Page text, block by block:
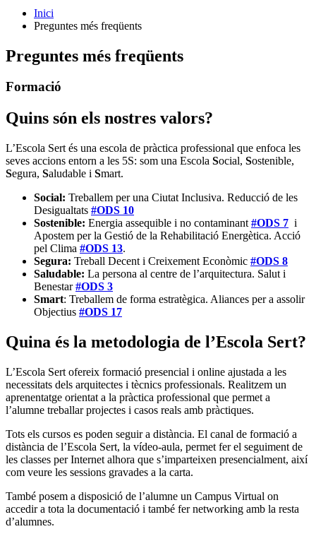
Inici
Preguntes més freqüents
Preguntes més freqüents
Formació
Quins són els nostres valors?
L’Escola Sert és una escola de pràctica professional que enfoca les
seves accions entorn a les 5S: som una Escola Social, Sostenible,
Segura, Saludable i Smart.
Social: Treballem per una Ciutat Inclusiva. Reducció de les
Desigualtats #ODS 10
Sostenible: Energia assequible i no contaminant #ODS 7 i
Apostem per la Gestió de la Rehabilitació Energètica. Acció
pel Clima #ODS 13.
Segura: Treball Decent i Creixement Econòmic #ODS 8
Saludable: La persona al centre de l’arquitectura. Salut i
Benestar#ODS 3
Smart: Treballem de forma estratègica. Aliances per a assolir
Objectius #ODS 17
Quina és la metodologia de l’Escola Sert?
L’Escola Sert ofereix formació presencial i online ajustada a les
necessitats dels arquitectes i tècnics professionals. Realitzem un
aprenentatge orientat a la pràctica professional que permet a
l’alumne treballar projectes i casos reals amb pràctiques.
Tots els cursos es poden seguir a distància. El canal de formació a
distància de l’Escola Sert, la vídeo-aula, permet fer el seguiment de
les classes per Internet alhora que s’imparteixen presencialment, així
com veure les sessions gravades a la carta.
També posem a disposició de l’alumne un Campus Virtual on
accedir a tota la documentació i també fer networking amb la resta
d’alumnes.